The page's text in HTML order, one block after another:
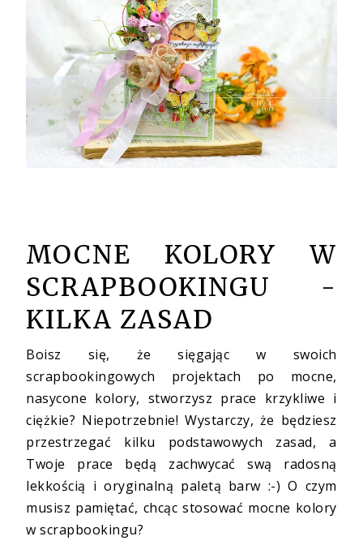
MOCNE KOLORY W
SCRAPBOOKINGU -
KILKA ZASAD
Boisz się, że sięgając w swoich
scrapbookingowych projektach po mocne,
nasycone kolory, stworzysz prace krzykliwe i
ciężkie? Niepotrzebnie! Wystarczy, że będziesz
przestrzegać kilku podstawowych zasad, a
Twoje prace będą zachwycać swą radosną
lekkością i oryginalną paletą barw :-) O czym
musisz pamiętać, chcąc stosować mocne kolory
w scrapbookingu?